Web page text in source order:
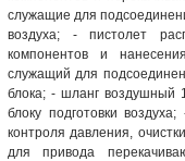
служащие для
воздуха; - пистолет
компонентов и
служащий для
блока; - шланг воздушный
блоку подготовки
контроля давления,
для привода